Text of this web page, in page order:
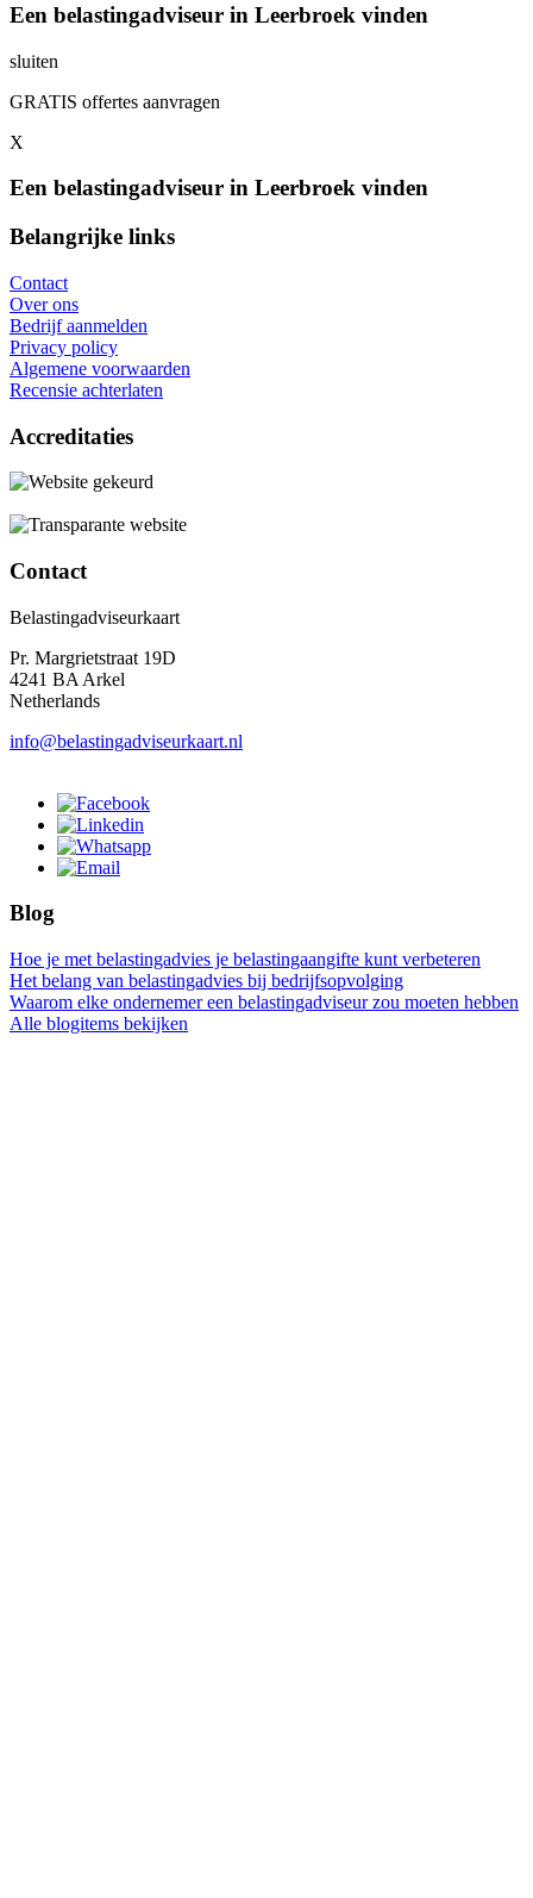
Een belastingadviseur in Leerbroek vinden
sluiten
GRATIS offertes aanvragen
X
Een belastingadviseur in Leerbroek vinden
Belangrijke links
Contact
Over ons
Bedrijf aanmelden
Privacy policy
Algemene voorwaarden
Recensie achterlaten
Accreditaties
Contact
Belastingadviseurkaart
Pr. Margrietstraat 19D
4241 BA Arkel
Netherlands
info@belastingadviseurkaart.nl
Blog
Hoe je met belastingadvies je belastingaangifte kunt verbeteren
Het belang van belastingadvies bij bedrijfsopvolging
Waarom elke ondernemer een belastingadviseur zou moeten hebben
Alle blogitems bekijken